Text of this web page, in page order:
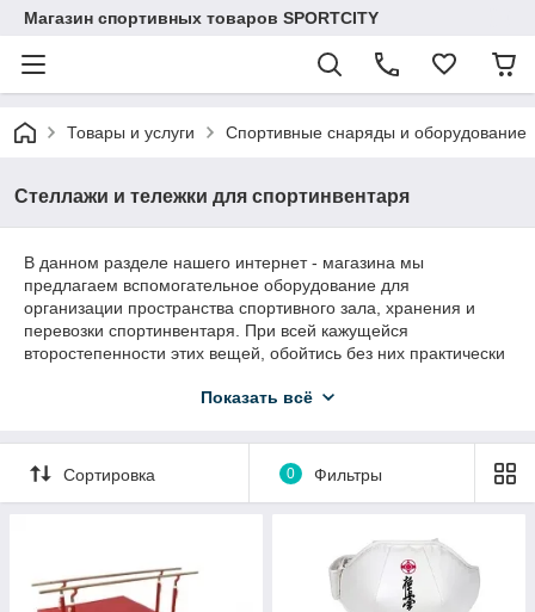
Магазин спортивных товаров SPORTCITY
Товары и услуги Спортивные снаряды и оборудование
Стеллажи и тележки для спортинвентаря
В данном разделе нашего интернет - магазина мы
предлагаем вспомогательное оборудование для
организации пространства спортивного зала, хранения и
перевозки спортинвентаря. При всей кажущейся
второстепенности этих вещей, обойтись без них практически
сборно-разборное. Вы можете его легко разобрать и при
Показать всё
Сортировка 0 Фильтры